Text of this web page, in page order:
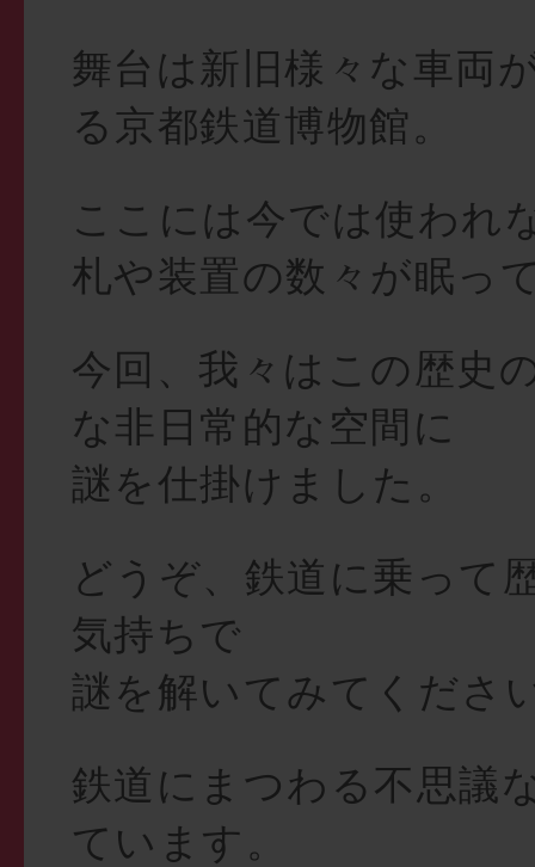
舞台は新旧様々な車両
る京都鉄道博物館。
ここには今では使われ
札や装置の数々が眠っ
今回、我々はこの歴史
な非日常的な空間に
謎を仕掛けました。
どうぞ、鉄道に乗って
気持ちで
謎を解いてみてくださ
鉄道にまつわる不思議
ています。